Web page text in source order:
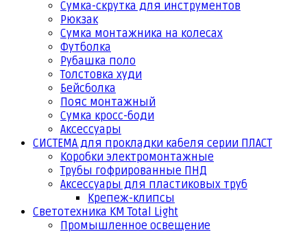
Сумка-скрутка для инструментов
Рюкзак
Сумка монтажника на колесах
Футболка
Рубашка поло
Толстовка худи
Бейсболка
Пояс монтажный
Сумка кросс-боди
Аксессуары
СИСТЕМА для прокладки кабеля серии ПЛАСТ
Коробки электромонтажные
Трубы гофрированные ПНД
Аксессуары для пластиковых труб
Крепеж-клипсы
Светотехника КМ Total Light
Промышленное освещение